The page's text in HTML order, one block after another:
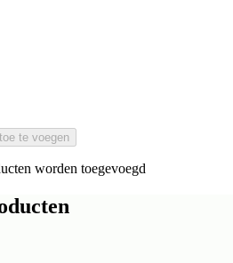
te voegen
worden toegevoegd